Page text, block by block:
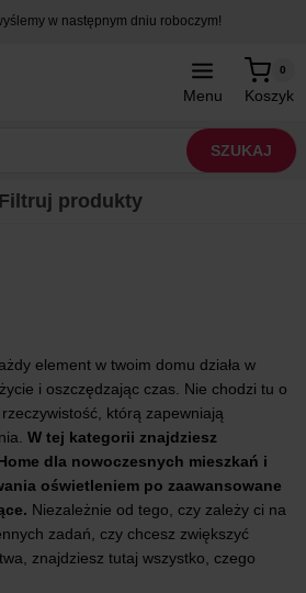
w następnym dniu roboczym!
Menu Koszyk
0
SZUKAJ
Filtruj produkty
element w twoim domu działa w
i oszczędzając czas. Nie chodzi tu o
którą zapewniają
W tej kategorii znajdziesz
dla nowoczesnych mieszkań i
oświetleniem po zaawansowane
Niezależnie od tego, czy zależy ci na
zadań, czy chcesz zwiększyć
znajdziesz tutaj wszystko, czego